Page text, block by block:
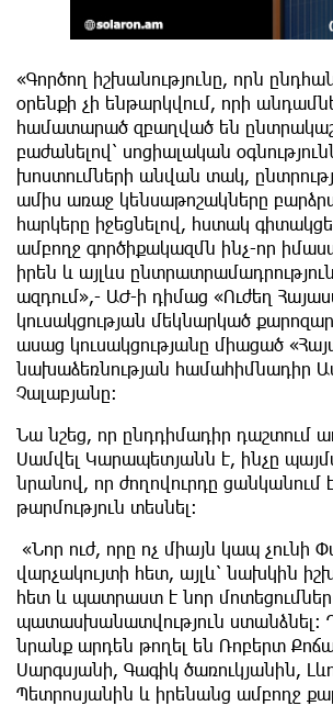
«Գործող իշխանությունը, որն
օրենքի չի ենթարկվում, որի
համատարած զբաղված են
բաժանելով՝ սոցիալական
խոստումների անվան տակ,
ամիս առաջ կենսաթոշակները
հարկերը իջեցնելով, հստակ
ամբողջ գործիքակազմն ինչ-որ
իրեն և այլևս
ազդում»,- ԱԺ-ի դիմաց «Ուժեղ
կուսակցության մեկնարկած
ասաց կուսակցությանը միացած
նախաձեռնության համահիմնադիր
Չալաբյանը։
Նա նշեց, որ ընդդիմադիր դաշտում
Սամվել Կարապետյանն է, ինչը
նրանով, որ ժողովուրդը ցանկանում է
թարմություն տեսնել։
«Նոր ուժ, որը ոչ միայն կապ չունի
վարչակույտի հետ, այլև՝ նախկին
հետ և պատրաստ է նոր մոտեցումներ
պատասխանատվություն ստանձնել։
նրանք արդեն թողել են Ռոբերտ
Սարգսյանի, Գագիկ ծառուկյանին,
Պետրոսյանին և իրենանց ամբողջ